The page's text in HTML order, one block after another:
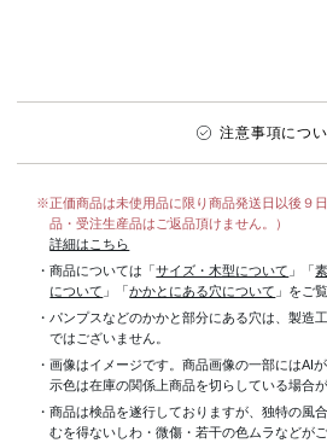
注意事項につ
※正価商品は未使用品に限り商品発送日以後９
品・受注生産品はご返品頂けません。）
詳細はこちら
・商品については「サイズ・木型について 」「
について 」「かかとにある穴について 」をご
・パンプスなどのかかと部分にある穴は、製造
ではございません。
・画像はイメージです。商品画像の一部にはAI
示色は在庫の関係上商品を切らしている場合が
・商品は検品を遂行しておりますが、独特の
むを得ないしわ・微傷・若干の色ムラなどが